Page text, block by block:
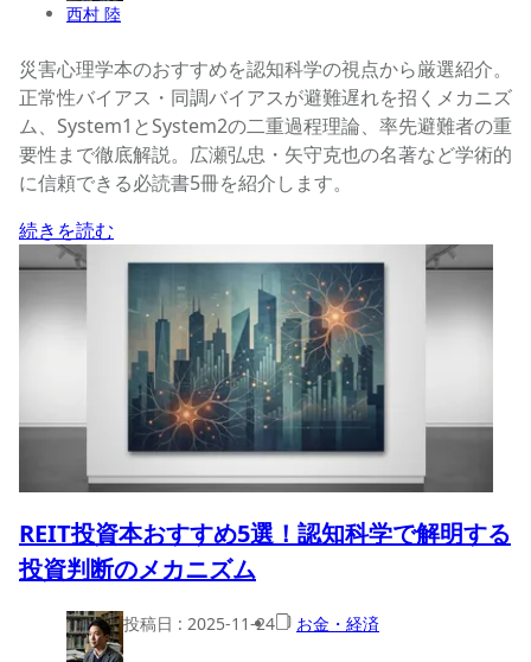
西村 陸
災害心理学本のおすすめを認知科学の視点から厳選紹介。
正常性バイアス・同調バイアスが避難遅れを招くメカニズ
ム、System1とSystem2の二重過程理論、率先避難者の重
要性まで徹底解説。広瀬弘忠・矢守克也の名著など学術的
に信頼できる必読書5冊を紹介します。
続きを読む
REIT投資本おすすめ5選！認知科学で解明する
投資判断のメカニズム
投稿日 : 2025-11-24 お金・経済